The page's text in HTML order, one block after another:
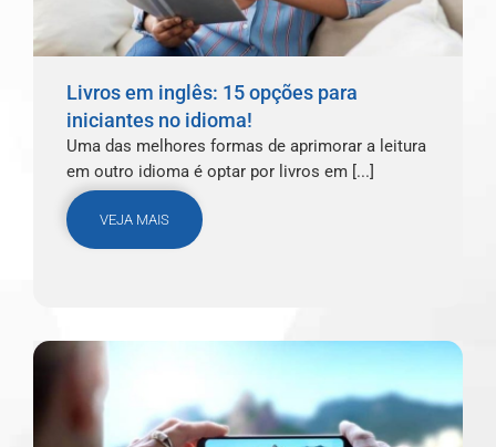
Livros em inglês: 15 opções para
iniciantes no idioma!
Uma das melhores formas de aprimorar a leitura
em outro idioma é optar por livros em [...]
VEJA MAIS